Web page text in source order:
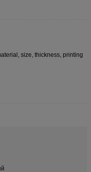
size, thickness, printing